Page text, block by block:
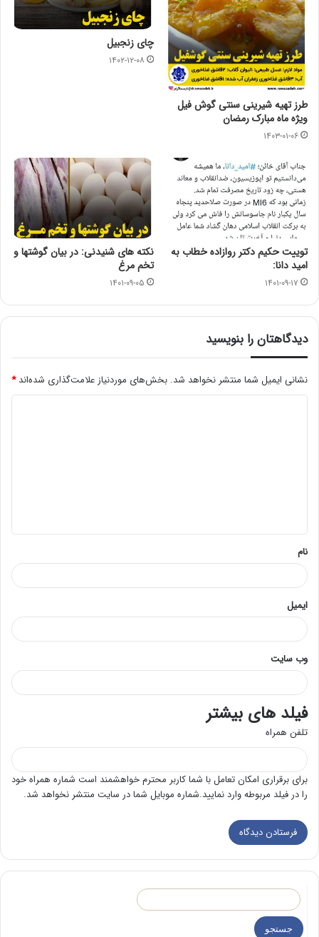
طرز تهیه شیرینی سنتی گوش فیل
ویژه ماه مبارک رمضان
۱۴۰۳-۰۱-۰۶
چای زنجبیل
۱۴۰۲-۱۲-۰۸
توییت حکیم دکتر روازاده خطاب به
امید دانا:
۱۴۰۱-۰۹-۱۷
نکته های شنیدنی: در بیان گوشتها و
تخم مرغ
۱۴۰۱-۰۹-۰۵
دیدگاهتان را بنویسید
نشانی ایمیل شما منتشر نخواهد شد. بخش‌های موردنیاز علامت‌گذاری شده‌اند*
*
نام
ایمیل
وب‌ سایت
فیلد های بیشتر
تلفن همراه
برای برقراری امکان تعامل با شما کاربر محترم خواهشمند است شماره همراه خود
را در فیلد مربوطه وارد نمایید.شماره موبایل شما در سایت منتشر نخواهد شد.